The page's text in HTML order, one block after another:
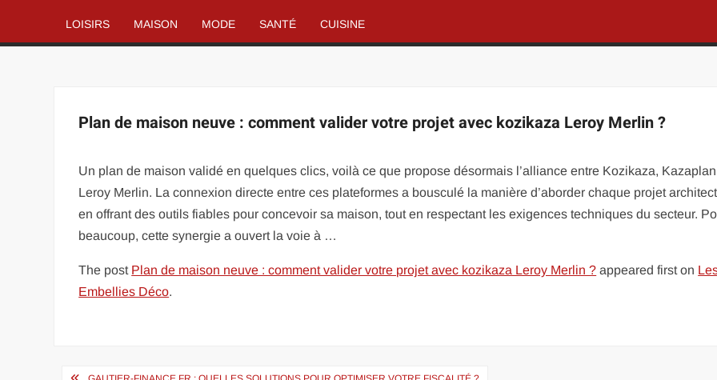
LOISIRS MAISON MODE SANTÉ CUISINE
Plan de maison neuve : comment valider votre projet avec kozikaza Leroy Merlin ?
Un plan de maison validé en quelques clics, voilà ce que propose désormais l’alliance entre Kozikaza,
Leroy Merlin. La connexion directe entre ces plateformes a bousculé la manière d’aborder chaque projet
en offrant des outils fiables pour concevoir sa maison, tout en respectant les exigences techniques du secteur.
beaucoup, cette synergie a ouvert la voie à …
The post Plan de maison neuve : comment valider votre projet avec kozikaza Leroy Merlin ? appeared first on
Embellies Déco.